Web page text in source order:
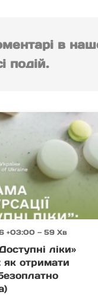
в
подій.
+03:00 — 59 Хв
ліки»
отримати